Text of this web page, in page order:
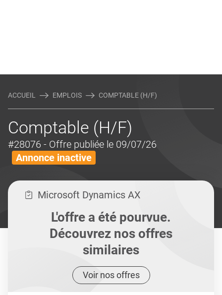
ACCUEIL EMPLOIS COMPTABLE (H/F)
Comptable (H/F)
#28076 - Offre publiée le 09/07/26
Annonce inactive
Microsoft Dynamics AX
L'offre a été pourvue.
Découvrez nos offres
similaires
Voir nos offres